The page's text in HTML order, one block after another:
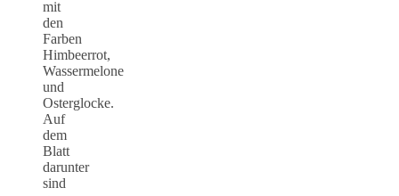
mit
den
Farben
Himbeerrot,
Wassermelone
und
Osterglocke.
Auf
dem
Blatt
darunter
sind